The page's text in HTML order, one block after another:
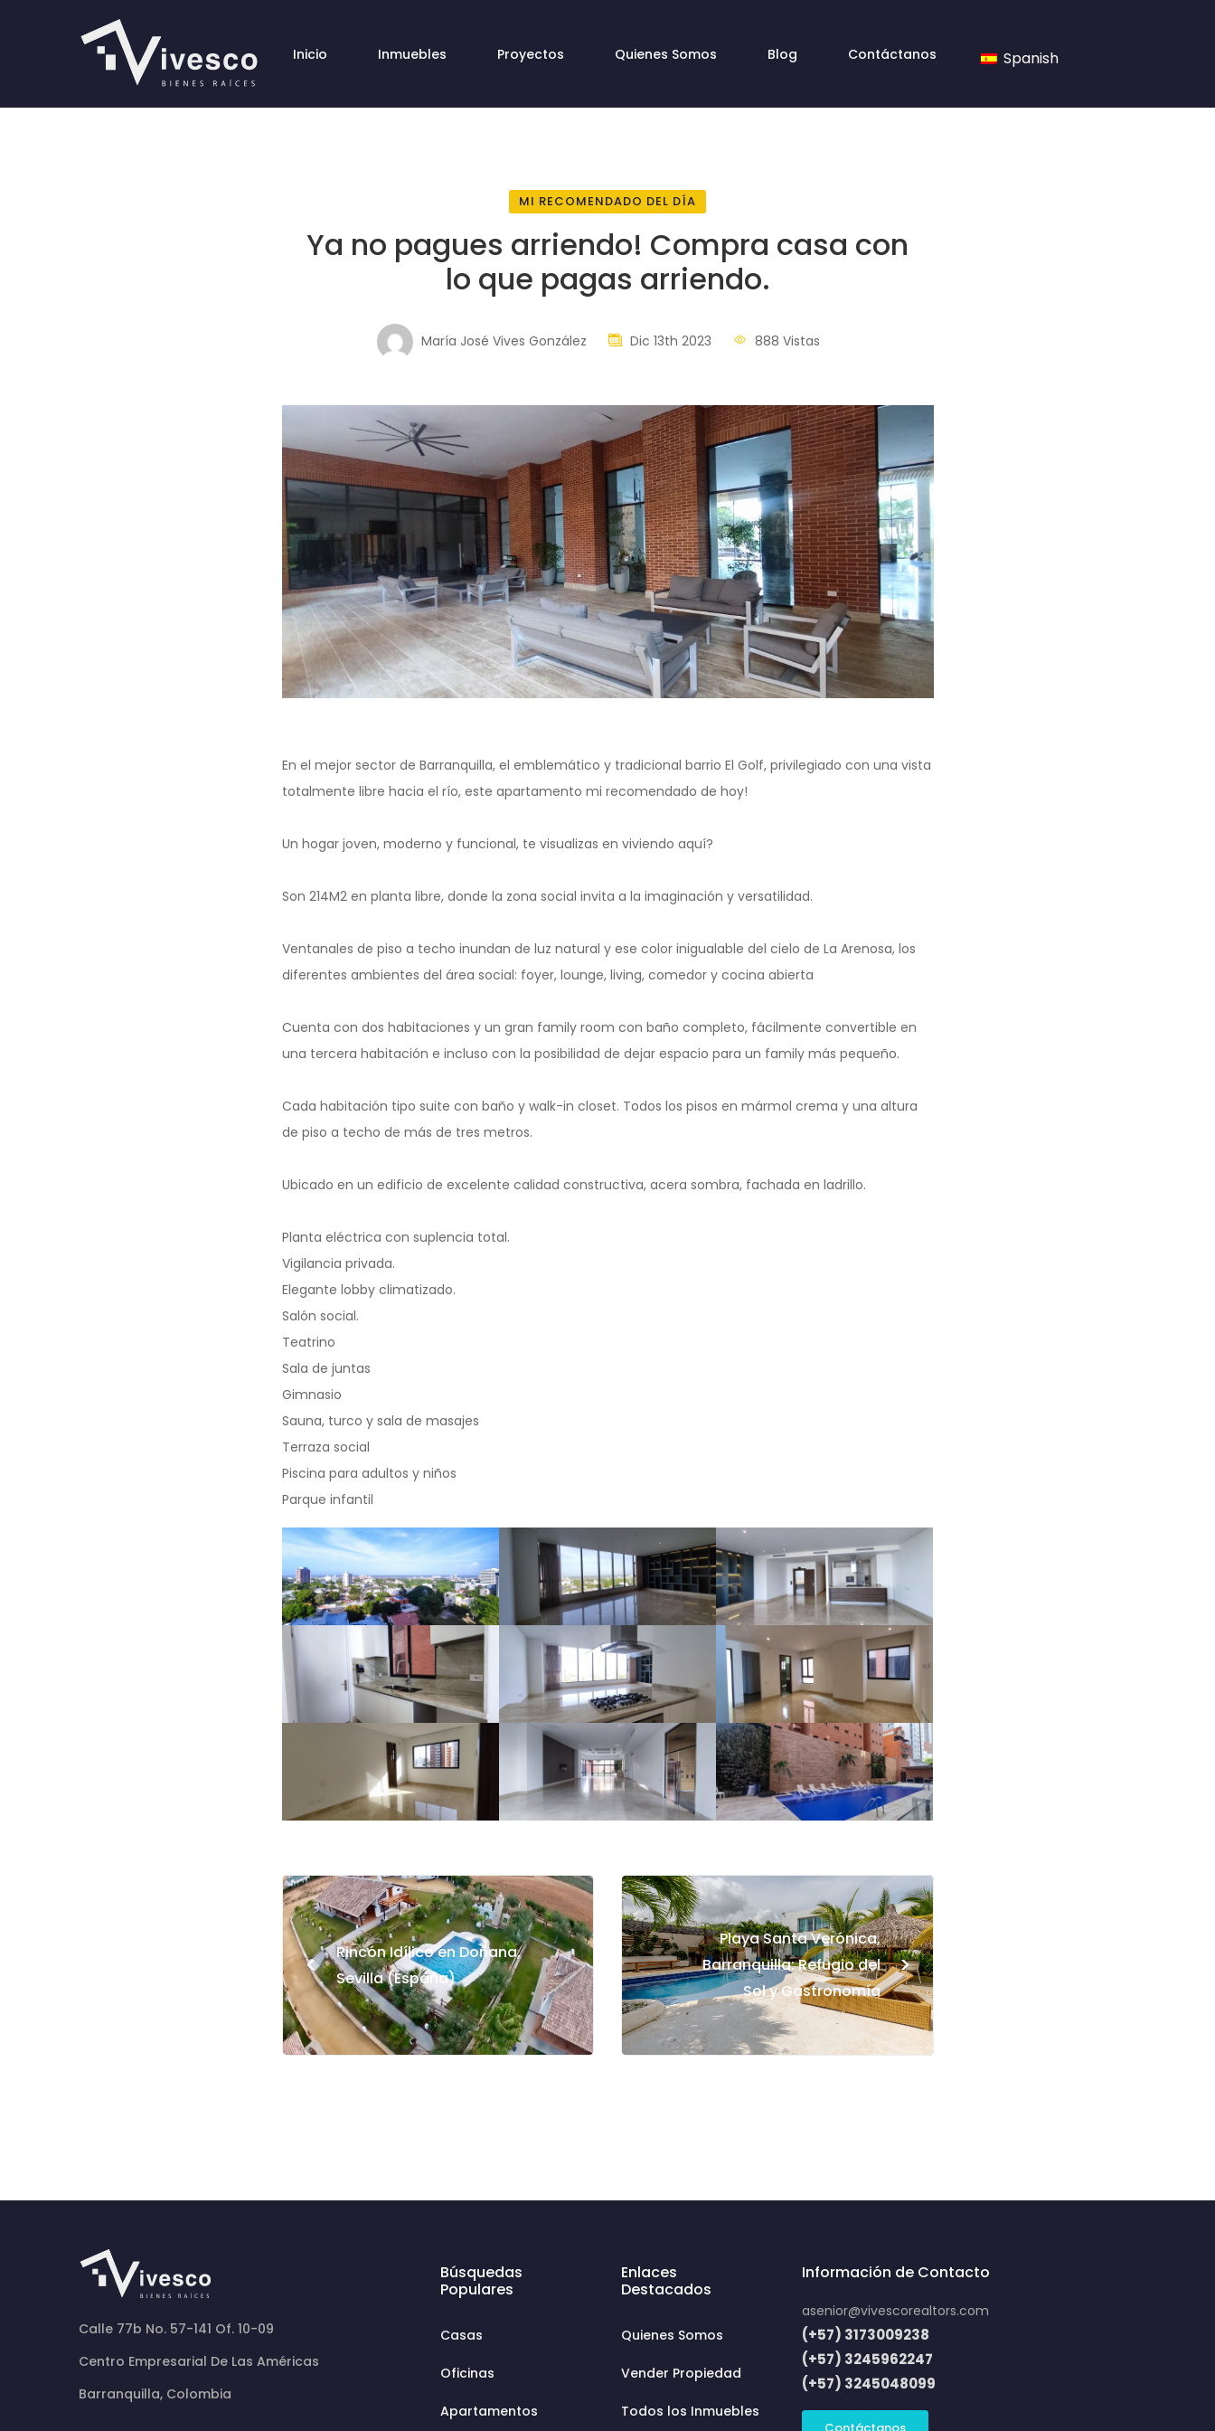
Inicio Inmuebles Proyectos Quienes Somos Blog Contáctanos Spanish
MI RECOMENDADO DEL DÍA
Ya no pagues arriendo! Compra casa con
lo que pagas arriendo.
María José Vives González Dic 13th 2023 888 Vistas
En el mejor sector de Barranquilla, el emblemático y tradicional barrio El Golf, privilegiado con una vista
totalmente libre hacia el río, este apartamento mi recomendado de hoy!
Un hogar joven, moderno y funcional, te visualizas en viviendo aquí?
Son 214M2 en planta libre, donde la zona social invita a la imaginación y versatilidad.
Ventanales de piso a techo inundan de luz natural y ese color inigualable del cielo de La Arenosa, los
diferentes ambientes del área social: foyer, lounge, living, comedor y cocina abierta
Cuenta con dos habitaciones y un gran family room con baño completo, fácilmente convertible en
una tercera habitación e incluso con la posibilidad de dejar espacio para un family más pequeño.
Cada habitación tipo suite con baño y walk-in closet. Todos los pisos en mármol crema y una altura
de piso a techo de más de tres metros.
Ubicado en un edificio de excelente calidad constructiva, acera sombra, fachada en ladrillo.
Planta eléctrica con suplencia total.
Vigilancia privada.
Elegante lobby climatizado.
Salón social.
Teatrino
Sala de juntas
Gimnasio
Sauna, turco y sala de masajes
Terraza social
Piscina para adultos y niños
Parque infantil
<
Rincón Idílico en Doñana,
Sevilla (España)
Playa Santa Verónica,
Barranquilla: Refugio del
Sol y Gastronomía
>
Calle 77b No. 57-141 Of. 10-09
Centro Empresarial De Las Américas
Barranquilla, Colombia
Búsquedas
Populares
Casas
Oficinas
Apartamentos
Enlaces
Destacados
Quienes Somos
Vender Propiedad
Todos los Inmuebles
Información de Contacto
asenior@vivescorealtors.com
(+57) 3173009238
(+57) 3245962247
(+57) 3245048099